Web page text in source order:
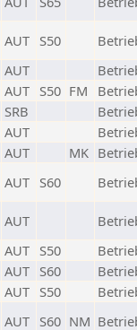
AUT S50
AUT
AUT S50 FM
SRB
AUT
AUT MK
AUT S60
AUT
AUT S50
AUT S60
AUT S50
AUT S60 NM